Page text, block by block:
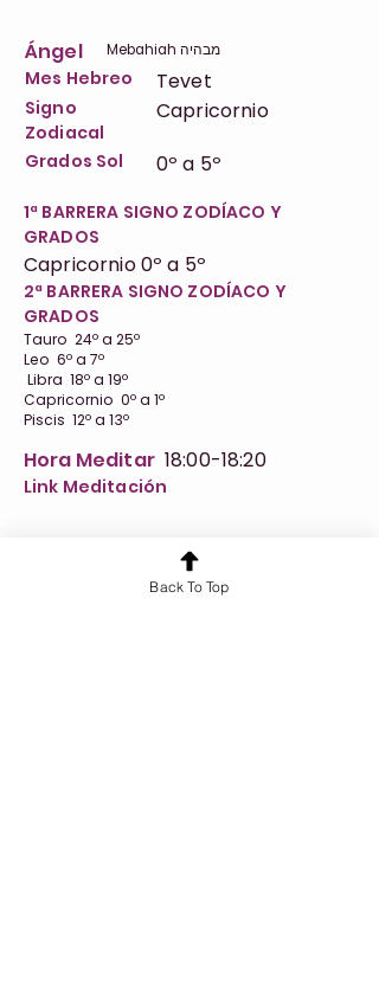
Ángel Mebahiah מבהיה
Mes Hebreo Tevet
Signo
Zodiacal
Capricornio
Grados Sol 0º a 5º
1ª BARRERA SIGNO ZODÍACO Y
GRADOS
Capricornio 0º a 5º
2ª BARRERA SIGNO ZODÍACO Y
GRADOS
Tauro 24º a 25º
Leo 6º a 7º
Libra 18º a 19º
Capricornio 0º a 1º
Piscis 12º a 13º
Hora Meditar 18:00-18:20
Link Meditación
Back To Top